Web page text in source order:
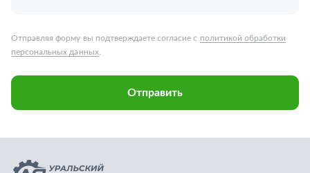
Запчасти для грузовых автомобилей
Каталог запчастей
Спецпредложения